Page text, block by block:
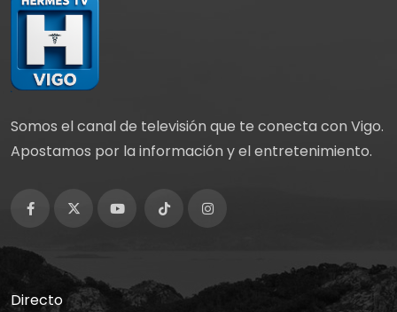
Somos el canal de televisión que te conecta con Vigo.
Apostamos por la información y el entretenimiento.
Directo